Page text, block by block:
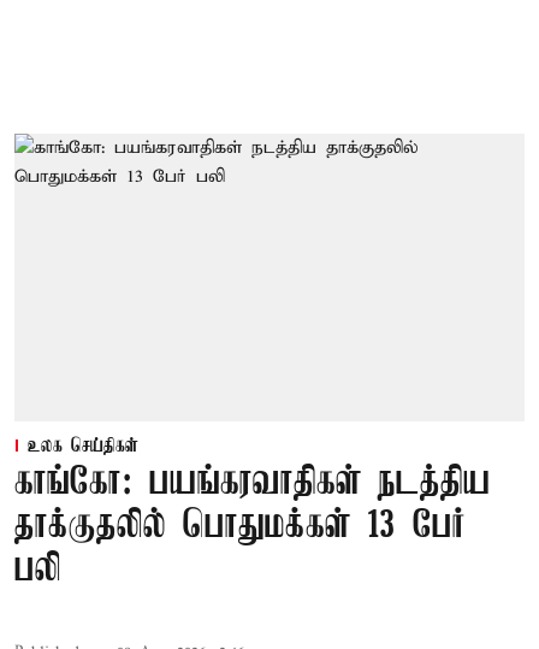
உலக செய்திகள்
காங்கோ: பயங்கரவாதிகள் நடத்திய
தாக்குதலில் பொதுமக்கள் 13 பேர்
பலி